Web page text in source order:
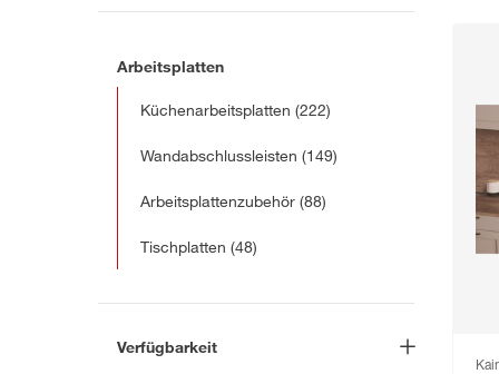
Arbeitsplatten
Küchenarbeitsplatten (222)
Wandabschlussleisten (149)
Arbeitsplattenzubehör (88)
Tischplatten (48)
Verfügbarkeit